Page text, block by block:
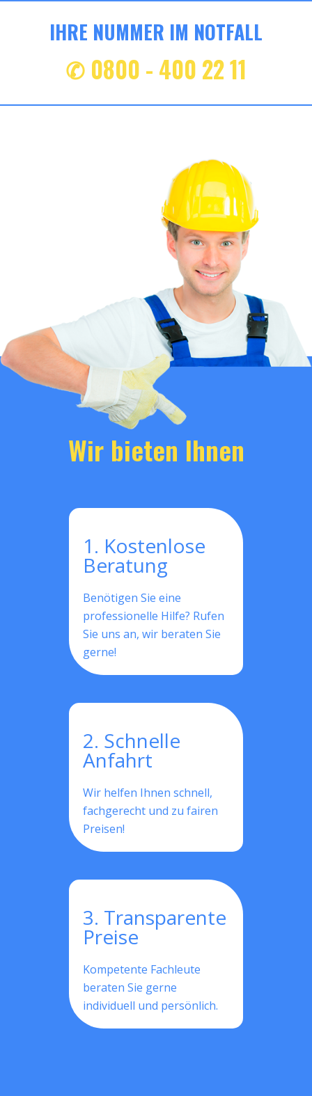
IHRE NUMMER IM NOTFALL
✆ 0800 - 400 22 11
Wir bieten Ihnen
1. Kostenlose
Beratung
Benötigen Sie eine
professionelle Hilfe? Rufen
Sie uns an, wir beraten Sie
gerne!
2. Schnelle
Anfahrt
Wir helfen Ihnen schnell,
fachgerecht und zu fairen
Preisen!
3. Transparente
Preise
Kompetente Fachleute
beraten Sie gerne
individuell und persönlich.